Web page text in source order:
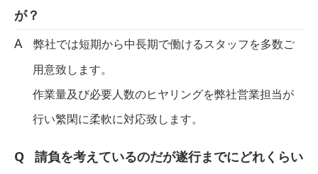
が？
弊社では短期から中長期で働けるスタッフを多数ご
用意致します。
作業量及び必要人数のヒヤリングを弊社営業担当が
行い繁閑に柔軟に対応致します。
請負を考えているのだが遂行までにどれくらい